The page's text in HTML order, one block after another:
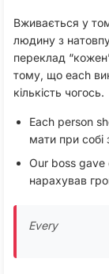
Вживається у
людину з
переклад
тому, що each
кількість чогось.
Each person
мати при собі
Our boss
нарахував
Every